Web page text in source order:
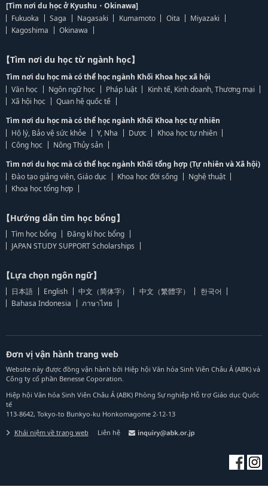
[Tìm nơi du học ở Kyushu・Okinawa]
Fukuoka
Saga Nagasaki Kumamoto Oita
Miyazaki
Kagoshima
Okinawa
【Tìm nơi du học từ ngành học】
Tìm nơi du học mà có thể học ngành Khối Khoa học xã hội
Văn học
Ngôn ngữ học Pháp luật
Kinh tế, Kinh doanh, Thương mại
Xã hội học
Quan hệ quốc tế
Tìm nơi du học mà có thể học ngành Khối Khoa học tự nhiên
Hộ lý, Bảo vệ sức khỏe
Y, Nha Dược
Khoa học tự nhiên
Công học
Nông Thủy sản
Tìm nơi du học mà có thể học ngành Khối tổng hợp (Tự nhiên và Xã hội)
Đào tạo giảng viên, Giáo dục
Khoa học đời sống
Nghệ thuật
Khoa học tổng hợp
【Hướng dẫn tìm học bổng】
Tìm học bổng
Đăng kí học bổng
JAPAN STUDY SUPPORT Scholarships
【Lựa chọn ngôn ngữ】
日本語 English 中文（简体字） 中文（繁體字）
한국어
Bahasa Indonesia
ภาษาไทย
Đơn vị vận hành trang web
Website này được đồng vận hành bởi Hiệp hội Văn hóa Sinh Viên Châu Á (ABK) và
Công ty cổ phần Benesse Coporation.
Hiệp hội Văn hóa Sinh Viên Châu Á (ABK) Phòng Sự nghiệp Hỗ trợ Giáo dục Quốc
tế
113-8642, Tokyo-to Bunkyo-ku Honkomagome 2-12-13
Khái niệm về trang web Liên hệ